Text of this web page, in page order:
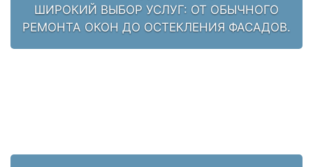
ШИРОКИЙ ВЫБОР УСЛУГ: ОТ ОБЫЧНОГО
РЕМОНТА ОКОН ДО ОСТЕКЛЕНИЯ ФАСАДОВ.